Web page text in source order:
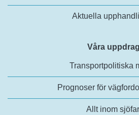
Aktuella
Våra uppdrag
Transportpolitiska
Prognoser för
Allt inom